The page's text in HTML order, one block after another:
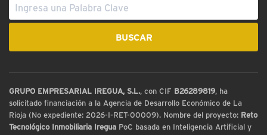
GRUPO EMPRESARIAL IREGUA, S.L., con CIF B26289819, ha
solicitado financiación a la Agencia de Desarrollo Económico de La
Rioja (No expediente: 2026-I-RET-00009). Nombre del proyecto: Reto
Tecnológico Inmobiliaria Iregua PoC basada en Inteligencia Artificial y